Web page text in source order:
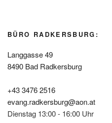
BÜRO RADKERSBURG:
Langgasse 49
8490 Bad Radkersburg
+43 3476 2516
evang.radkersburg@aon.at
Dienstag 13:00 - 16:00 Uhr